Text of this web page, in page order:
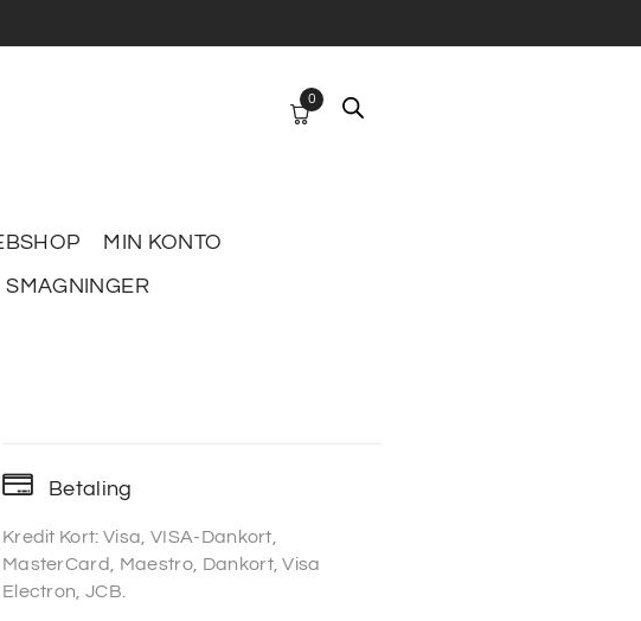
MIN KONTO
SMAGNINGER
0
Betaling
Kredit Kort: Visa, VISA-Dankort,
MasterCard, Maestro, Dankort, Visa
Electron, JCB.